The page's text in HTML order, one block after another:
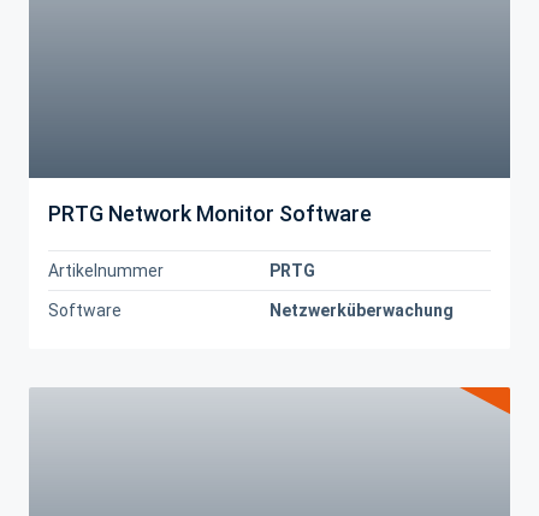
PRTG Network Monitor Software
Artikelnummer PRTG
Software Netzwerküberwachung